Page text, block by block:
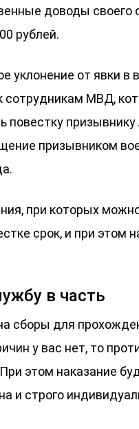
доводы своего
рублей.
уклонение от явки в
сотрудникам МВД,
повестку призывнику
призывником
при которых
срок, и при этом
в часть
сборы для
у вас нет, то
этом наказание
и строго